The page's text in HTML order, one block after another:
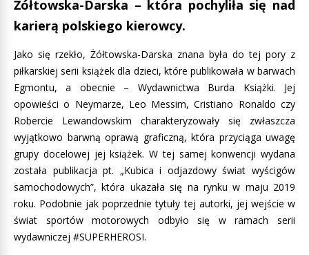
Żółtowska-Darska – która pochyliła się nad
karierą polskiego kierowcy.
Jako się rzekło, Żółtowska-Darska znana była do tej pory z
piłkarskiej serii książek dla dzieci, które publikowała w barwach
Egmontu, a obecnie – Wydawnictwa Burda Książki. Jej
opowieści o Neymarze, Leo Messim, Cristiano Ronaldo czy
Robercie Lewandowskim charakteryzowały się zwłaszcza
wyjątkowo barwną oprawą graficzną, która przyciąga uwagę
grupy docelowej jej książek. W tej samej konwencji wydana
została publikacja pt. „Kubica i odjazdowy świat wyścigów
samochodowych”, która ukazała się na rynku w maju 2019
roku. Podobnie jak poprzednie tytuły tej autorki, jej wejście w
świat sportów motorowych odbyło się w ramach serii
wydawniczej #SUPERHEROSI.